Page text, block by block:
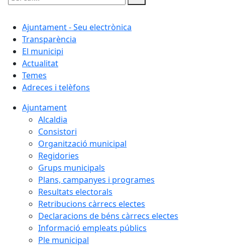
Cercar:
Ajuntament - Seu electrònica
Transparència
El municipi
Actualitat
Temes
Adreces i telèfons
Ajuntament
Alcaldia
Consistori
Organització municipal
Regidories
Grups municipals
Plans, campanyes i programes
Resultats electorals
Retribucions càrrecs electes
Declaracions de béns càrrecs electes
Informació empleats públics
Ple municipal